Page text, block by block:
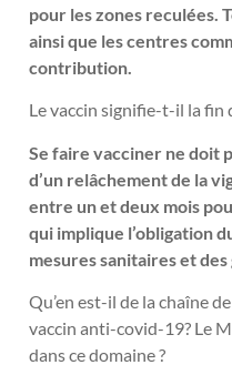
pour les zones reculées.
ainsi que les centres
contribution.
Le vaccin signifie-t-il la fin
Se faire vacciner ne doit
d’un relâchement de la
entre un et deux mois
qui implique l’obligation
mesures sanitaires et
Qu’en est-il de la chaîne
vaccin anti-covid-19? Le
dans ce domaine ?